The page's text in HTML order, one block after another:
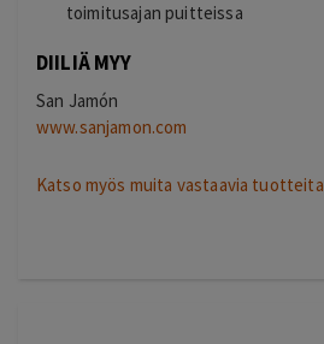
toimitusajan puitteissa
DIILIÄ MYY
San Jamón
www.sanjamon.com
Katso myös muita vastaavia tuotteita